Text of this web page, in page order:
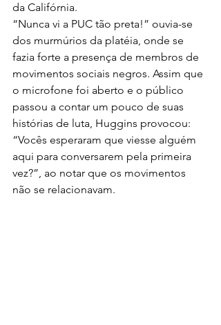
da Califórnia.
“Nunca vi a PUC tão preta!” ouvia-se
dos murmúrios da platéia, onde se
fazia forte a presença de membros de
movimentos sociais negros. Assim que
o microfone foi aberto e o público
passou a contar um pouco de suas
histórias de luta, Huggins provocou:
“Vocês esperaram que viesse alguém
aqui para conversarem pela primeira
vez?”, ao notar que os movimentos
não se relacionavam.